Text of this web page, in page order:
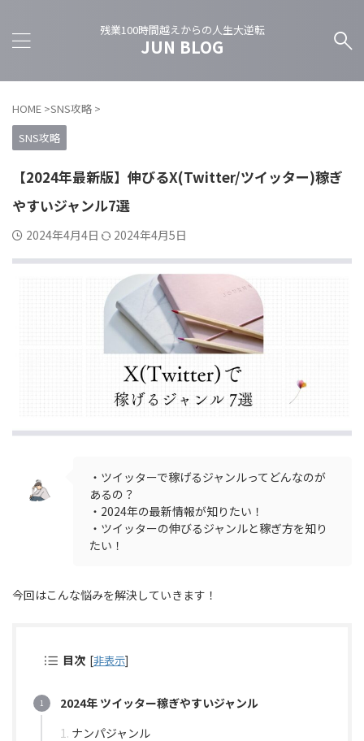
残業100時間越えからの人生大逆転
JUN BLOG
HOME >SNS攻略 >
SNS攻略
【2024年最新版】伸びるX(Twitter/ツイッター)稼ぎ
やすいジャンル7選
2024年4月4日 2024年4月5日
・ツイッターで稼げるジャンルってどんなのが
あるの？
・2024年の最新情報が知りたい！
・ツイッターの伸びるジャンルと稼ぎ方を知り
たい！
今回はこんな悩みを解決していきます！
目次 [非表示]
2024年 ツイッター稼ぎやすいジャンル
ナンパジャンル